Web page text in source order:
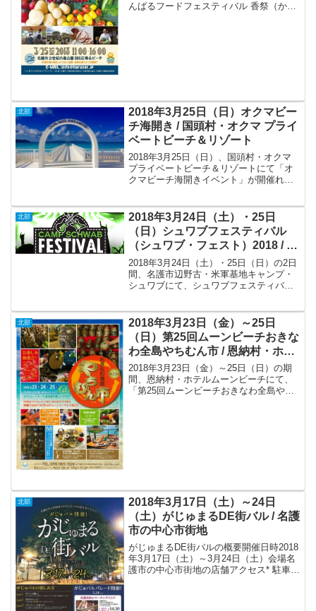
んばるフードフェスティバル 香祭（かば
北部
2018年3月25日（日）オクマビー
チ海開き / 国頭村・オクマ プライ
ベートビーチ＆リゾート
2018年3月25日（日）、国頭村・オクマ
プライベートビーチ＆リゾートにて「オ
クマビーチ海開きイベント」が開催れま
北部
2018年3月24日（土）・25日
（日）シュワブフェスティバル
（シュワブ・フェスト）2018 / 名
護市辺野古・米軍基地キャンプ・
シュワブ
2018年3月24日（土）・25日（日）の2日
間、名護市辺野古・米軍基地キャンプ・
シュワブにて、シュワブフェスティバル
北部
2018年3月23日（金）～25日
（日）第25回ムーンビーチおきな
わ全島やちむん市 / 恩納村・ホテ
ルムーンビーチ
2018年3月23日（金）～25日（日）の期
間、恩納村・ホテルムーンビーチにて、
「第25回ムーンビーチおきなわ全島やち
北部
2018年3月17日（土）～24日
（土）がじゅまるDE街バル / 名護
市の中心市街地
がじゅまるDE街バルの概要開催日時2018
年3月17日（土）～3月24日（土）会場名
護市の中心市街地の店舗アクセス* 駐車